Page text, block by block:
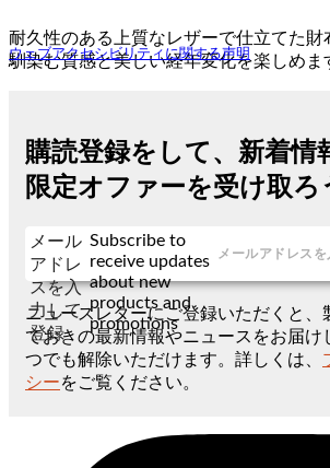
ウェブアクセシビリティに関する声明
耐久性のある上質なレザーで仕立てた財
馴染む質感と美しい経年変化を楽しめま
購読登録をして、新着情
限定オファーを受け取ろ
メール
アドレ
スを入
力して
登録
Subscribe to
receive updates
about new
products and
promotions
ニュースレターにご登録いただくと、
ておきの最新情報やニュースをお届け
つでも解除いただけます。詳しくは、
シーをご覧ください。